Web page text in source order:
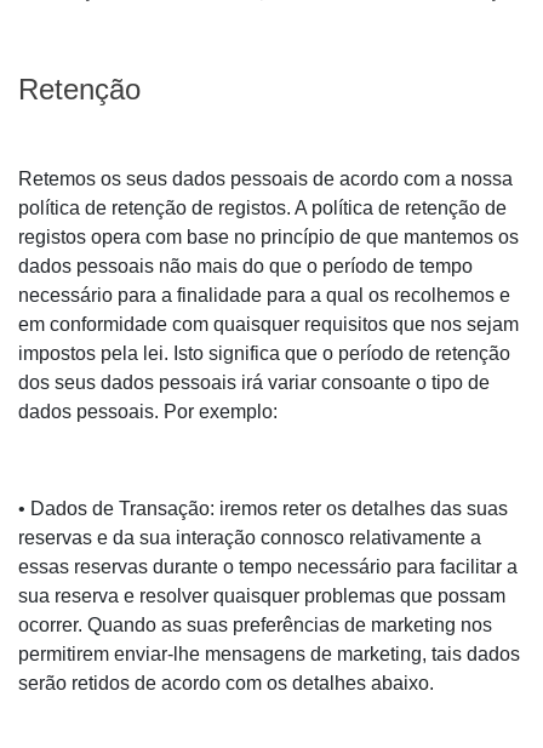
Retenção
Retemos os seus dados pessoais de acordo com a nossa
política de retenção de registos. A política de retenção de
registos opera com base no princípio de que mantemos os
dados pessoais não mais do que o período de tempo
necessário para a finalidade para a qual os recolhemos e
em conformidade com quaisquer requisitos que nos sejam
impostos pela lei. Isto significa que o período de retenção
dos seus dados pessoais irá variar consoante o tipo de
dados pessoais. Por exemplo:
• Dados de Transação: iremos reter os detalhes das suas
reservas e da sua interação connosco relativamente a
essas reservas durante o tempo necessário para facilitar a
sua reserva e resolver quaisquer problemas que possam
ocorrer. Quando as suas preferências de marketing nos
permitirem enviar-lhe mensagens de marketing, tais dados
serão retidos de acordo com os detalhes abaixo.